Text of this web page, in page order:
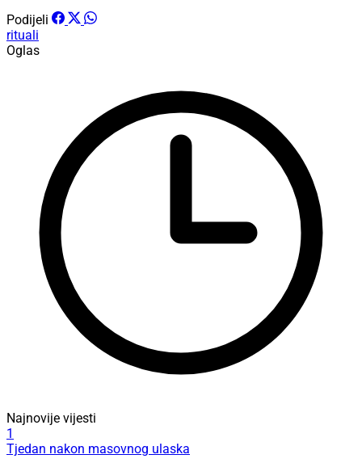
Podijeli
rituali
Oglas
Najnovije vijesti
1
Tjedan nakon masovnog ulaska